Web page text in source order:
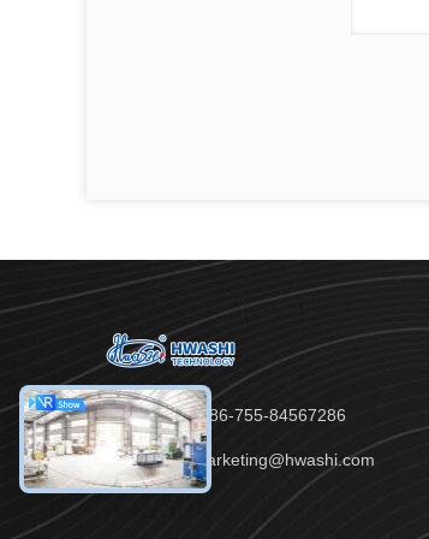
Telefone：86-755-84567286
E-mail：marketing@hwashi.com